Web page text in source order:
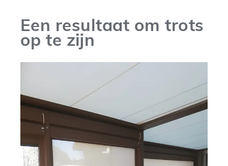
Een resultaat om trots
op te zijn